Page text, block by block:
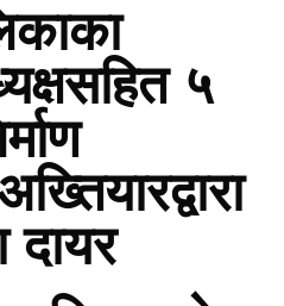
५
दायर